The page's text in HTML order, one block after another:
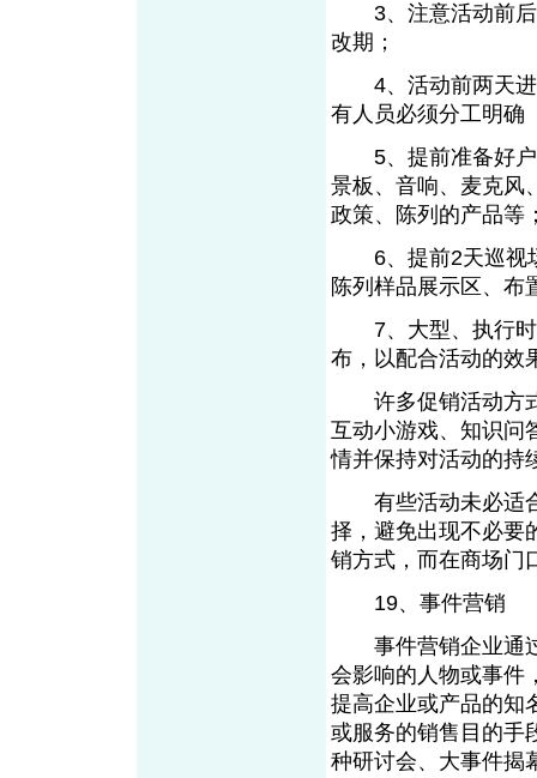
3、注意活动前后
改期；
4、活动前两天进
有人员必须分工明确
5、提前准备好户
景板、音响、麦克风
政策、陈列的产品等
6、提前2天巡视场
陈列样品展示区、布
7、大型、执行时
布，以配合活动的效
许多促销活动方式
互动小游戏、知识问
情并保持对活动的持
有些活动未必适合
择，避免出现不必要
销方式，而在商场门
19、事件营销
事件营销企业通过
会影响的人物或事件
提高企业或产品的知
或服务的销售目的手
种研讨会、大事件揭